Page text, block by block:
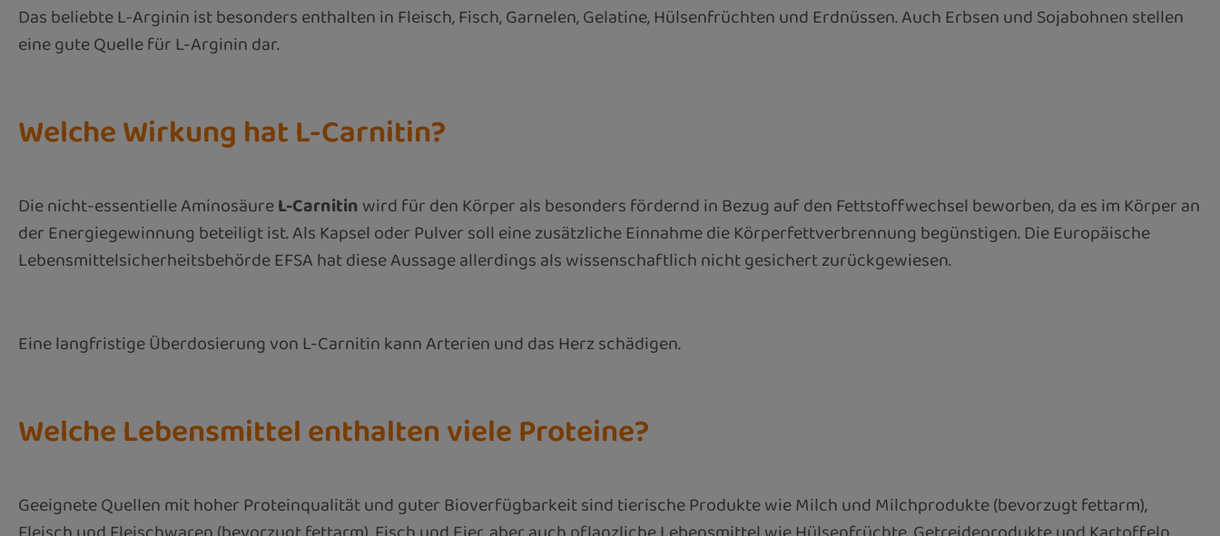
Das beliebte L-Arginin ist besonders enthalten in Fleisch, Fisch, Garnelen, Gelatine, Hülsenfrüchten und Erdnüssen. Auch Erbsen und Sojabohnen stellen
eine gute Quelle für L-Arginin dar.
Welche Wirkung hat L-Carnitin?
Die nicht-essentielle AminosäureL-Carnitinwird für den Körper als besonders fördernd in Bezug auf den Fettstoffwechsel beworben, da es im Körper an
der Energiegewinnung beteiligt ist. Als Kapsel oder Pulver soll eine zusätzliche Einnahme die Körperfettverbrennung begünstigen. Die Europäische
Lebensmittelsicherheitsbehörde EFSA hat diese Aussage allerdings als wissenschaftlich nicht gesichert zurückgewiesen.
Eine langfristige Überdosierung von L-Carnitin kann Arterien und das Herz schädigen.
Welche Lebensmittel enthalten viele Proteine?
Geeignete Quellen mit hoher Proteinqualität und guter Bioverfügbarkeit sind tierische Produkte wie Milch und Milchprodukte (bevorzugt fettarm),